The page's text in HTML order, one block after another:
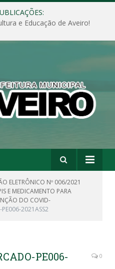
e Educação de Aveiro!
ELETRÔNICO Nº 006/2021
E MEDICAMENTO PARA
DO COVID-
PE006-2021ASS2
PE006-
0